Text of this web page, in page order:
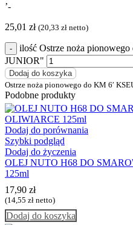
’-
25,01 zł (20,33 zł netto)
ilość Ostrze noża
JUNIOR"
Dodaj do koszyka
Ostrze noża pionowego do KM 6′
Podobne produkty
Dodaj do porównania
Szybki podgląd
Dodaj do życzenia
OLEJ NUTO H68 DO
125ml
17,90 zł
(14,55 zł netto)
Dodaj do koszyka